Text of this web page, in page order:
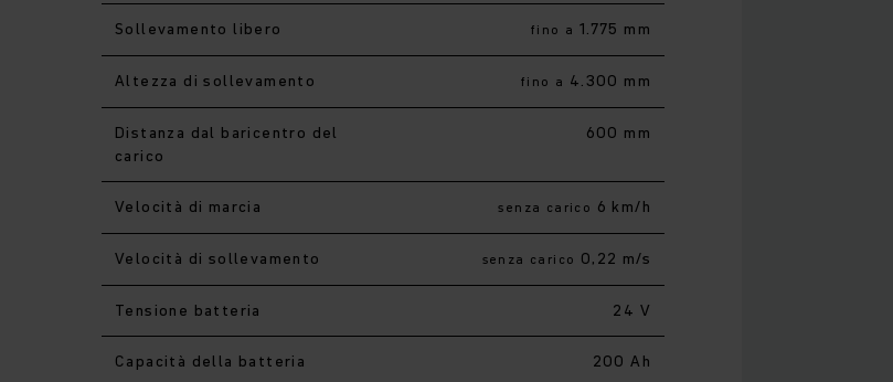
Sollevamento libero fino a 1.775 mm
Altezza di sollevamento fino a 4.300 mm
Distanza dal baricentro del
carico
600 mm
Velocità di marcia senza carico 6 km/h
Velocità di sollevamento senza carico 0,22 m/s
Tensione batteria 24 V
Capacità della batteria 200 Ah